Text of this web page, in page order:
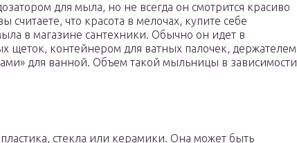
для мыла, но не всегда он смотрится красиво
считаете, что красота в мелочах, купите себе
в магазине сантехники. Обычно он идет в
щеток, контейнером для ватных палочек, держателем
для ванной. Объем такой мыльницы в зависимости
стекла или керамики. Она может быть